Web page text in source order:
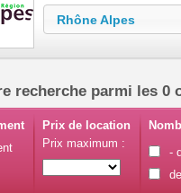
Rhône Alpes
recherche parmi les 0
Prix de location
Prix maximum :
-